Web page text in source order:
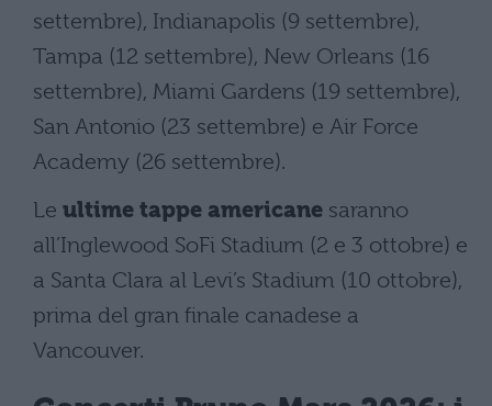
settembre), Indianapolis (9 settembre),
Tampa (12 settembre), New Orleans (16
settembre), Miami Gardens (19 settembre),
San Antonio (23 settembre) e Air Force
Academy (26 settembre).
Le ultime tappe americane saranno
all’Inglewood SoFi Stadium (2 e 3 ottobre) e
a Santa Clara al Levi’s Stadium (10 ottobre),
prima del gran finale canadese a
Vancouver.